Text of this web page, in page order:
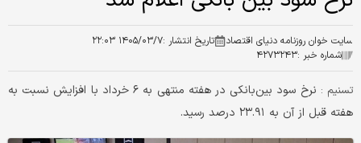
سایت خوان روزنامه دنیای اقتصاد تاریخ انتشار :۱۴۰۵/۰۳/۷ ۲۲:۰۳
شماره خبر :۴۲۷۳۲۴۳
تسنیم :
نرخ سود بین‌بانکی در هفته منتهی به ۶ خرداد با افزایش نسبت به
هفته قبل از آن به ۲۳.۹۱ درصد رسید.